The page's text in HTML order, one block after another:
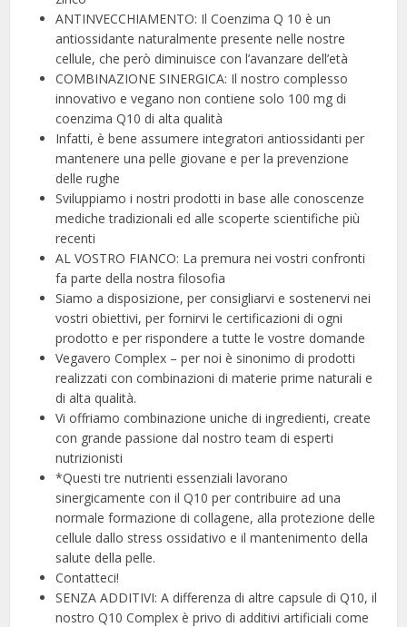
ANTINVECCHIAMENTO: Il Coenzima Q 10 è un
antiossidante naturalmente presente nelle nostre
cellule, che però diminuisce con l’avanzare dell’età
COMBINAZIONE SINERGICA: Il nostro complesso
innovativo e vegano non contiene solo 100 mg di
coenzima Q10 di alta qualità
Infatti, è bene assumere integratori antiossidanti per
mantenere una pelle giovane e per la prevenzione
delle rughe
Sviluppiamo i nostri prodotti in base alle conoscenze
mediche tradizionali ed alle scoperte scientifiche più
recenti
AL VOSTRO FIANCO: La premura nei vostri confronti
fa parte della nostra filosofia
Siamo a disposizione, per consigliarvi e sostenervi nei
vostri obiettivi, per fornirvi le certificazioni di ogni
prodotto e per rispondere a tutte le vostre domande
Vegavero Complex – per noi è sinonimo di prodotti
realizzati con combinazioni di materie prime naturali e
di alta qualità.
Vi offriamo combinazione uniche di ingredienti, create
con grande passione dal nostro team di esperti
nutrizionisti
*Questi tre nutrienti essenziali lavorano
sinergicamente con il Q10 per contribuire ad una
normale formazione di collagene, alla protezione delle
cellule dallo stress ossidativo e il mantenimento della
salute della pelle.
Contatteci!
SENZA ADDITIVI: A differenza di altre capsule di Q10, il
nostro Q10 Complex è privo di additivi artificiali come